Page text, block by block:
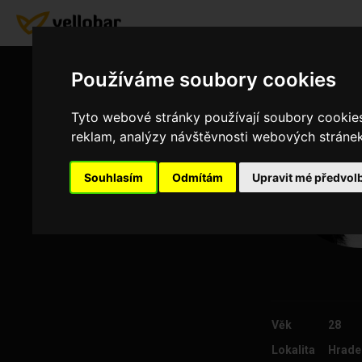
Používáme soubory cookies
Tyto webové stránky používají soubory
reklam, analýzy návštěvnosti webových
Souhlasím Odmítám Upravit mé
Věk
28
Lokalita